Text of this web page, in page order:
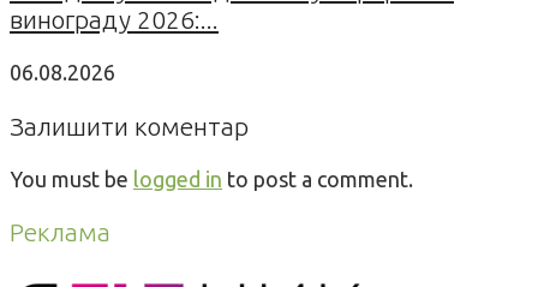
винограду 2026:...
06.08.2026
Залишити коментар
You must be logged in to post a comment.
Реклама